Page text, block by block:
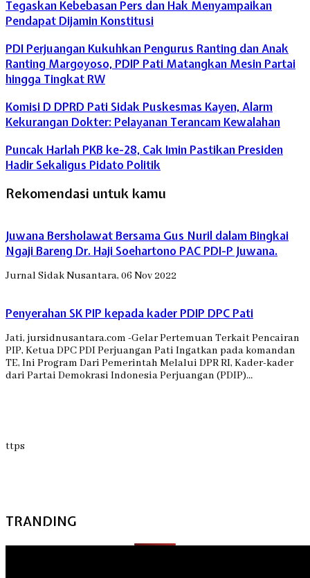
Tegaskan Kebebasan Pers dan Hak Menyampaikan
Pendapat Dijamin Konstitusi
PDI Perjuangan Kukuhkan Pengurus Ranting dan Anak
Ranting Margoyoso, PDIP Pati Matangkan Mesin Partai
hingga Tingkat RW
Komisi D DPRD Pati Sidak Puskesmas Kayen, Alarm
Kekurangan Dokter: Pelayanan Terancam Kewalahan
Puncak Harlah PKB ke-28, Cak Imin Pastikan Presiden
Hadir Sekaligus Pidato Politik
Rekomendasi untuk kamu
Juwana Bersholawat Bersama Gus Nuril dalam Bingkai
Ngaji Bareng Dr. Haji Soehartono PAC PDI-P Juwana.
Jurnal Sidak Nusantara, 06 Nov 2022
Penyerahan SK PIP kepada kader PDIP DPC Pati
Jati, jursidnusantara.com -Gelar Pertemuan Terkait Pencairan
PIP, Ketua DPC PDI Perjuangan Pati Ingatkan pada komandan
TE, Ini Program Dari Pemerintah Melalui DPR RI, Kader-kader
dari Partai Demokrasi Indonesia Perjuangan (PDIP)…
ttps
TRANDING